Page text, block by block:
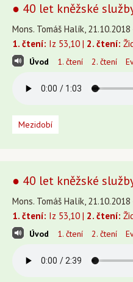
● 40 let kněžské
Mons. Tomáš Halík,
1. čtení: Iz 53,10 | 2. čtení:
Úvod 1. čtení 2. čtení
Mezidobí
● 40 let kněžské
Mons. Tomáš Halík,
1. čtení: Iz 53,10 | 2. čtení:
Úvod 1. čtení 2. čtení